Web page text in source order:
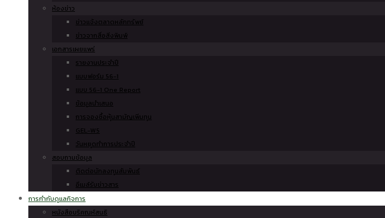
ห้องข่าว
ข่าวแจ้งตลาดหลักทรัพย์
ข่าวจากสื่อสิ่งพิมพ์
เอกสารเผยแพร่
รายงานประจำปี
แบบฟอร์ม 56-1
แบบ 56-1 One Report
ข้อมูลนำเสนอ
การจองซื้อหุ้นสามัญเพิ่มทุน
GEL-W5
วันหยุดทำการประจำปี
สอบถามข้อมูล
ติดต่อนักลงทุนสัมพันธ์
อีเมล์รับข่าวสาร
การกำกับดูแลกิจการ
หนังสือบริคณห์สนธิ